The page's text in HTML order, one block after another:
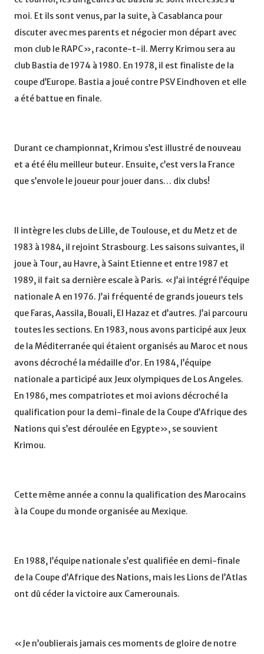
moi. Et ils sont venus, par la suite, à Casablanca pour
discuter avec mes parents et négocier mon départ avec
mon club le RAPC», raconte-t-il. Merry Krimou sera au
club Bastia de 1974 à 1980. En 1978, il est finaliste de la
coupe d’Europe. Bastia a joué contre PSV Eindhoven et elle
a été battue en finale.
Durant ce championnat, Krimou s’est illustré de nouveau
et a été élu meilleur buteur. Ensuite, c’est vers la France
que s’envole le joueur pour jouer dans… dix clubs!
Il intègre les clubs de Lille, de Toulouse, et du Metz et de
1983 à 1984, il rejoint Strasbourg. Les saisons suivantes, il
joue à Tour, au Havre, à Saint Etienne et entre 1987 et
1989, il fait sa dernière escale à Paris. «J’ai intégré l’équipe
nationale A en 1976. J’ai fréquenté de grands joueurs tels
que Faras, Aassila, Bouali, El Hazaz et d’autres. J’ai parcouru
toutes les sections. En 1983, nous avons participé aux Jeux
de la Méditerranée qui étaient organisés au Maroc et nous
avons décroché la médaille d’or. En 1984, l’équipe
nationale a participé aux Jeux olympiques de Los Angeles.
En 1986, mes compatriotes et moi avions décroché la
qualification pour la demi-finale de la Coupe d’Afrique des
Nations qui s’est déroulée en Egypte», se souvient
Krimou.
Cette même année a connu la qualification des Marocains
à la Coupe du monde organisée au Mexique.
En 1988, l’équipe nationale s’est qualifiée en demi-finale
de la Coupe d’Afrique des Nations, mais les Lions de l’Atlas
ont dû céder la victoire aux Camerounais.
«Je n’oublierais jamais ces moments de gloire de notre